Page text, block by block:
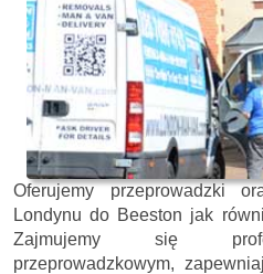
Oferujemy przeprowadzki
Londynu do Beeston jak
Zajmujemy się
przeprowadzkowym,